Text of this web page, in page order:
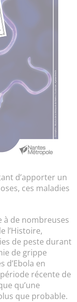
d’apporter un
ces maladies
à de nombreuses
l’Histoire,
de peste durant
de grippe
d’Ebola en
récente de
qu’une
que probable.